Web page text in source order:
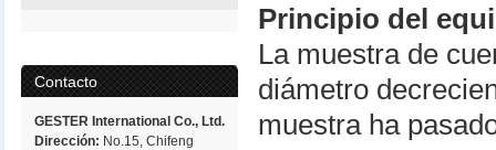
Contacto
GESTER International Co., Ltd.
Dirección: No.15, Chifeng
Principio del
La muestra de
diámetro
muestra ha